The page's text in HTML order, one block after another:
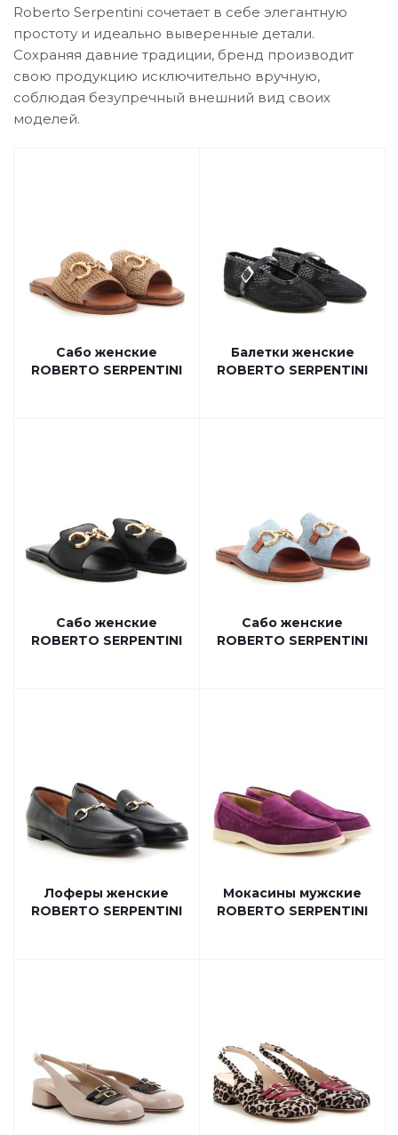
Roberto Serpentini сочетает в себе элегантную
простоту и идеально выверенные детали.
Сохраняя давние традиции, бренд производит
свою продукцию исключительно вручную,
соблюдая безупречный внешний вид своих
моделей.
Сабо женские
ROBERTO SERPENTINI
Балетки женские
ROBERTO SERPENTINI
Сабо женские
ROBERTO SERPENTINI
Сабо женские
ROBERTO SERPENTINI
Лоферы женские
ROBERTO SERPENTINI
Мокасины мужские
ROBERTO SERPENTINI